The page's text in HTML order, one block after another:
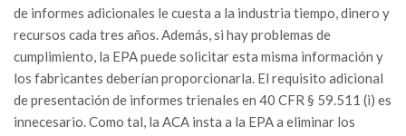
de informes adicionales le cuesta a la industria tiempo, dinero y
recursos cada tres años. Además, si hay problemas de
cumplimiento, la EPA puede solicitar esta misma información y
los fabricantes deberían proporcionarla. El requisito adicional
de presentación de informes trienales en 40 CFR § 59.511 (i) es
innecesario. Como tal, la ACA insta a la EPA a eliminar los